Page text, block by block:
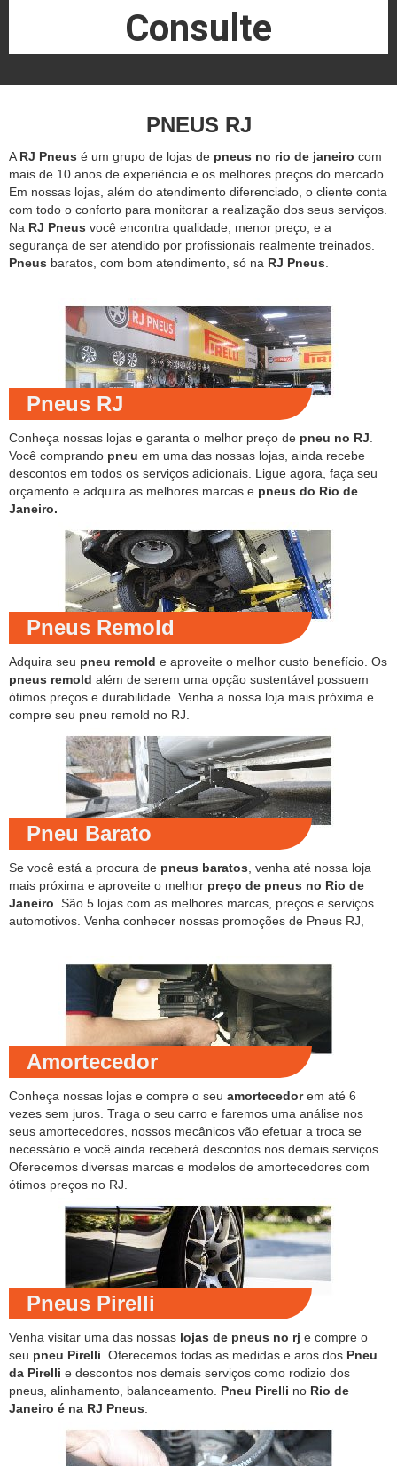
Consulte
PNEUS RJ
A RJ Pneus é um grupo de lojas de pneus no rio de janeiro com
mais de 10 anos de experiência e os melhores preços do mercado.
Em nossas lojas, além do atendimento diferenciado, o cliente conta
com todo o conforto para monitorar a realização dos seus serviços.
Na RJ Pneus você encontra qualidade, menor preço, e a
segurança de ser atendido por profissionais realmente treinados.
Pneus baratos, com bom atendimento, só na RJ Pneus
Pneus RJ
Conheça nossas lojas e garanta o melhor preço de pneu no RJ
Você comprando pneu em uma das nossas lojas, ainda recebe
descontos em todos os serviços adicionais. Ligue agora, faça seu
orçamento e adquira as melhores marcas e pneus do Rio de
Janeiro.
Pneus Remold
Adquira seu pneu remold e aproveite o melhor custo benefício. Os
pneus remold além de serem uma opção sustentável possuem
ótimos preços e durabilidade. Venha a nossa loja mais próxima e
compre seu pneu remold no RJ.
Pneu Barato
Se você está a procura de pneus baratos , venha até nossa loja
mais próxima e aproveite o melhor preço de pneus no Rio de
Janeiro . São 5 lojas com as melhores marcas, preços e serviços
automotivos. Venha conhecer nossas promoções de Pneus RJ,
Amortecedor
Conheça nossas lojas e compre o seu amortecedorem até 6
vezes sem juros. Traga o seu carro e faremos uma análise nos
seus amortecedores, nossos mecânicos vão efetuar a troca se
necessário e você ainda receberá descontos nos demais serviços.
Oferecemos diversas marcas e modelos de amortecedores com
ótimos preços no RJ.
Pneus Pirelli
Venha visitar uma das nossas lojas de pneus no rj e compre o
seu pneu Pirelli . Oferecemos todas as medidas e aros dos Pneu
da Pirelli e descontos nos demais serviços como rodizio dos
pneus, alinhamento, balanceamento. Pneu Pirelli no Rio de
Janeiro é na RJ Pneus